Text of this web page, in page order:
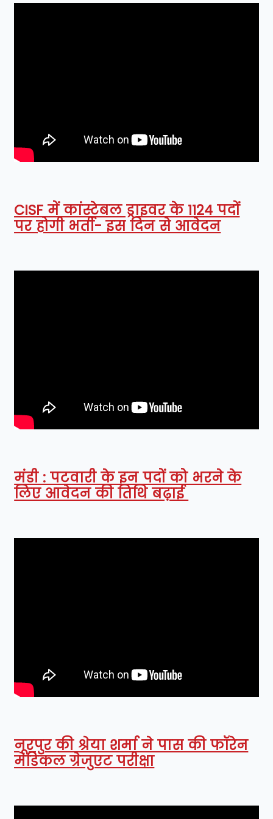
CISF में कांस्टेबल ड्राइवर के 1124 पदों
पर होगी भर्ती- इस दिन से आवेदन
मंडी : पटवारी के इन पदों को भरने के
लिए आवेदन की तिथि बढ़ाई
नूरपुर की श्रेया शर्मा ने पास की फॉरेन
मेडिकल ग्रेजुएट परीक्षा